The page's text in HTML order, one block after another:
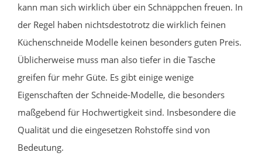
kann man sich wirklich über ein Schnäppchen freuen. In
der Regel haben nichtsdestotrotz die wirklich feinen
Küchenschneide Modelle keinen besonders guten Preis.
Üblicherweise muss man also tiefer in die Tasche
greifen für mehr Güte. Es gibt einige wenige
Eigenschaften der Schneide-Modelle, die besonders
maßgebend für Hochwertigkeit sind. Insbesondere die
Qualität und die eingesetzen Rohstoffe sind von
Bedeutung.